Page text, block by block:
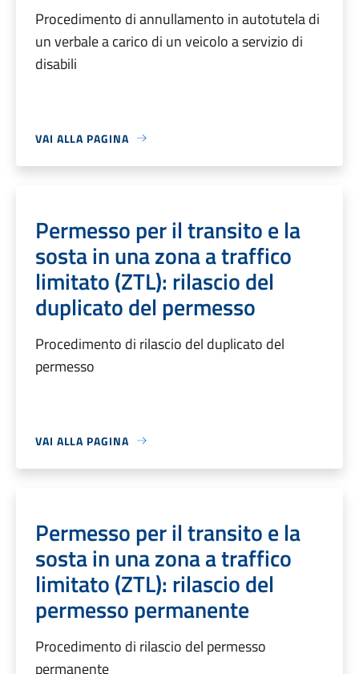
Procedimento di annullamento in autotutela di
un verbale a carico di un veicolo a servizio di
disabili
VAI ALLA PAGINA
Permesso per il transito e la
sosta in una zona a traffico
limitato (ZTL): rilascio del
duplicato del permesso
Procedimento di rilascio del duplicato del
permesso
VAI ALLA PAGINA
Permesso per il transito e la
sosta in una zona a traffico
limitato (ZTL): rilascio del
permesso permanente
Procedimento di rilascio del permesso
permanente